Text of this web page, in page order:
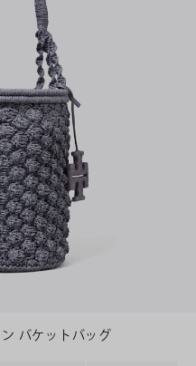
バケットバッグ